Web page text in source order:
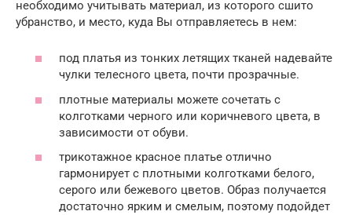
необходимо учитывать материал, из которого сшито
убранство, и место, куда Вы отправляетесь в нем:
под платья из тонких летящих тканей надевайте
чулки телесного цвета, почти прозрачные.
плотные материалы можете сочетать с
колготками черного или коричневого цвета, в
зависимости от обуви.
трикотажное красное платье отлично
гармонирует с плотными колготками белого,
серого или бежевого цветов. Образ получается
достаточно ярким и смелым, поэтому подойдет